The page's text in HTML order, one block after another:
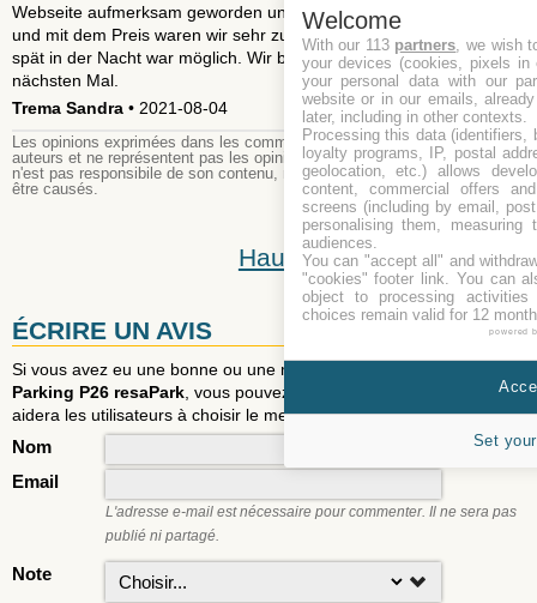
Webseite aufmerksam geworden und reserviert. Mit dem Parkplatz
und mit dem Preis waren wir sehr zufrieden. Das Parken ist auch
spät in der Nacht war möglich. Wir bedanken uns und bis zum
nächsten Mal.
Trema Sandra • 2021-08-04
Les opinions exprimées dans les commentaires publiés sont celles des
auteurs et ne représentent pas les opinions du personnel du site. Le site
n'est pas responsibile de son contenu, ni des dommages qui pourraient
être causés.
Haut
ÉCRIRE UN AVIS
Si vous avez eu une bonne ou une mauvaise expérience avec
Parking P26 resaPark, vous pouvez laisser un avis et voter. Il
aidera les utilisateurs à choisir le meilleur de stationnement.
Nom
Email
L'adresse e-mail est nécessaire pour commenter. Il ne sera pas
publié ni partagé.
Note
Welcome
With our 113 partners , we wish
your devices (cookies, pixels
your personal data with our
website or in our emails,
later, including in other contexts.
Processing this data (identifiers,
loyalty programs, IP, postal
geolocation, etc.) allows
content, commercial offers
screens (including by email,
personalising them, measuring
audiences.
You can "accept all" and
"cookies" footer link . You can
object to processing
choices remain valid for 12
powered
Set